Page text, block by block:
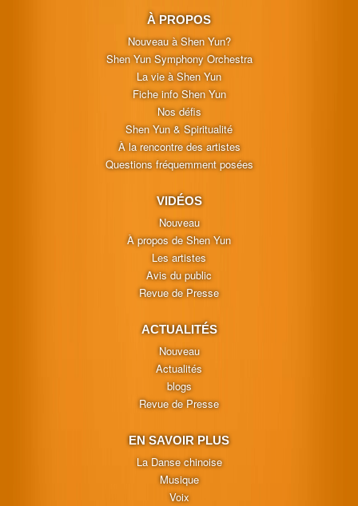
À PROPOS
Nouveau à Shen Yun?
Shen Yun Symphony Orchestra
La vie à Shen Yun
Fiche info Shen Yun
Nos défis
Shen Yun & Spiritualité
À la rencontre des artistes
Questions fréquemment posées
VIDÉOS
Nouveau
À propos de Shen Yun
Les artistes
Avis du public
Revue de Presse
ACTUALITÉS
Nouveau
Actualités
blogs
Revue de Presse
EN SAVOIR PLUS
La Danse chinoise
Musique
Voix